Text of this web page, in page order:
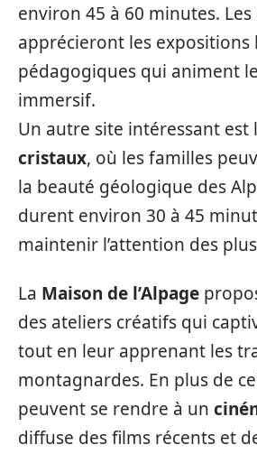
environ 45 à 60 minutes.
apprécieront les expositions
pédagogiques qui animent
immersif.
Un autre site intéressant est
cristaux, où les familles
la beauté géologique des
durent environ 30 à 45
maintenir l’attention des
La Maison de l’Alpage
des ateliers créatifs qui
tout en leur apprenant les
montagnardes. En plus de
peuvent se rendre à un
diffuse des films récents et